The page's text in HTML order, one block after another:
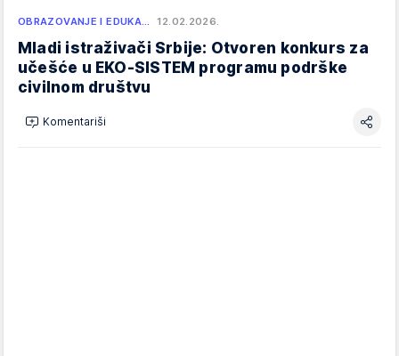
OBRAZOVANJE I EDUKA… 12.02.2026.
Mladi istraživači Srbije: Otvoren konkurs za
učešće u EKO-SISTEM programu podrške
civilnom društvu
Komentariši